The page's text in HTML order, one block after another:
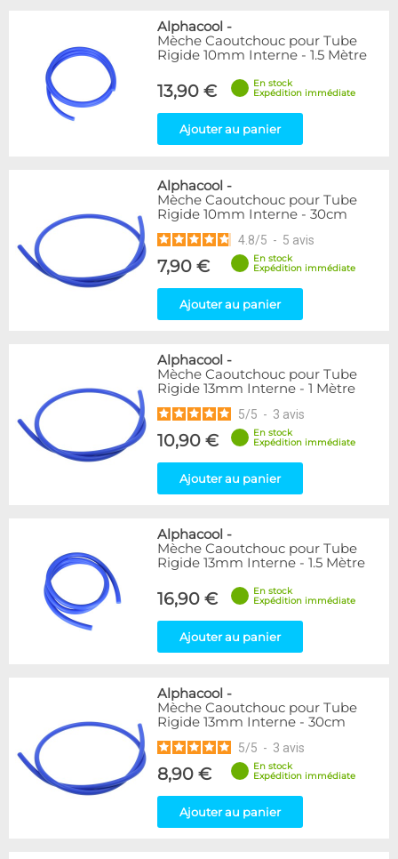
Alphacool -
Mèche Caoutchouc pour Tube
Rigide 10mm Interne - 1.5 Mètre
13,90 €
En stock
Expédition immédiate
Ajouter au panier
Alphacool -
Mèche Caoutchouc pour Tube
Rigide 10mm Interne - 30cm
4.8/5 - 5 avis
7,90 €
En stock
Expédition immédiate
Ajouter au panier
Alphacool -
Mèche Caoutchouc pour Tube
Rigide 13mm Interne - 1 Mètre
5/5 - 3 avis
10,90 €
En stock
Expédition immédiate
Ajouter au panier
Alphacool -
Mèche Caoutchouc pour Tube
Rigide 13mm Interne - 1.5 Mètre
16,90 €
En stock
Expédition immédiate
Ajouter au panier
Alphacool -
Mèche Caoutchouc pour Tube
Rigide 13mm Interne - 30cm
5/5 - 3 avis
8,90 €
En stock
Expédition immédiate
Ajouter au panier